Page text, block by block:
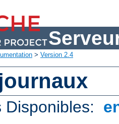
> Version 2.4
Disponibles: